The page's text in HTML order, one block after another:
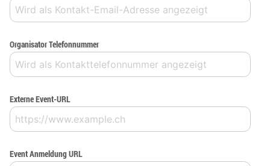
Organisator Telefonnummer
Externe Event-URL
Event Anmeldung URL